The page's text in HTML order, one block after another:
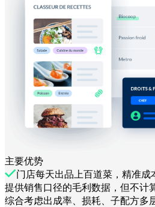
主要优势
门店每天出品上百道菜，精准
提供销售口径的毛利数据，但不计
综合考虑出成率、损耗、子配方多